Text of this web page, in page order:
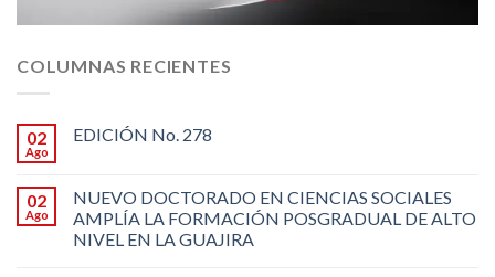
COLUMNAS RECIENTES
02
Ago
EDICIÓN No. 278
02
Ago
NUEVO DOCTORADO EN CIENCIAS SOCIALES
AMPLÍA LA FORMACIÓN POSGRADUAL DE ALTO
NIVEL EN LA GUAJIRA